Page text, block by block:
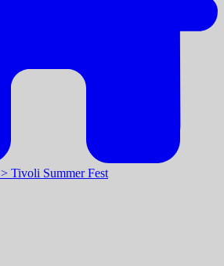
> Tivoli Summer Fest